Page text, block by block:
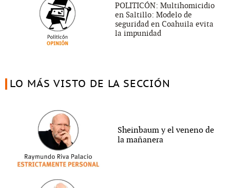
POLITICÓN: Multihomicidio
en Saltillo: Modelo de
seguridad en Coahuila evita
la impunidad
LO MÁS VISTO DE LA SECCIÓN
Sheinbaum y el veneno de
la mañanera